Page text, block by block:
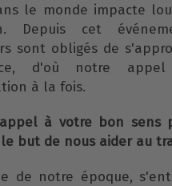
le monde impacte
Depuis cet
sont obligés de
d'où notre
à la fois.
à votre bon sens
but de nous aider au
de notre époque,